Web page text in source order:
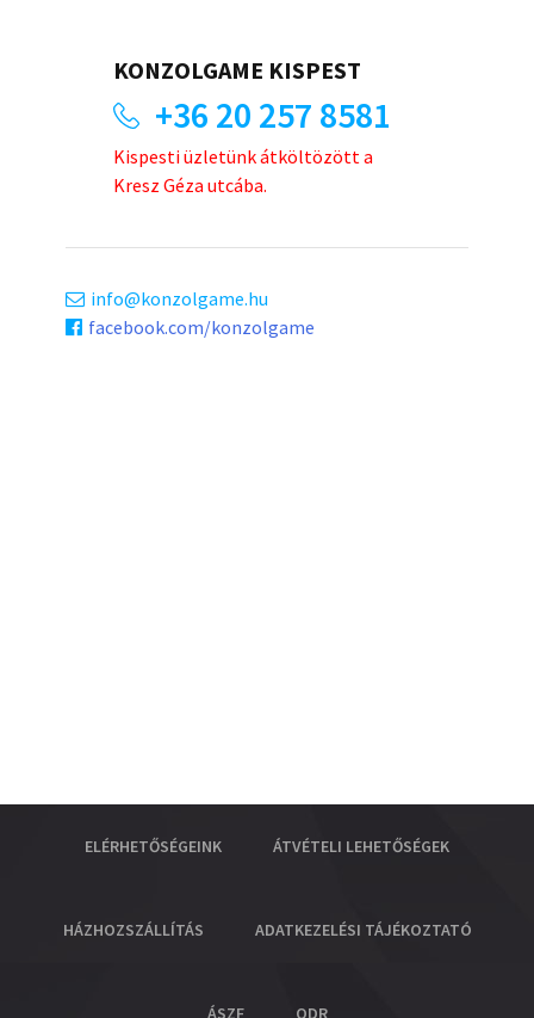
KONZOLGAME KISPEST
+36 20 257 8581
Kispesti üzletünk átköltözött a
Kresz Géza utcába.
info
konzolgame.hu
facebook.com/konzolgame
ELÉRHETŐSÉGEINK ÁTVÉTELI LEHETŐSÉGEK
HÁZHOZSZÁLLÍTÁS ADATKEZELÉSI TÁJÉKOZTATÓ
ÁSZF ODR